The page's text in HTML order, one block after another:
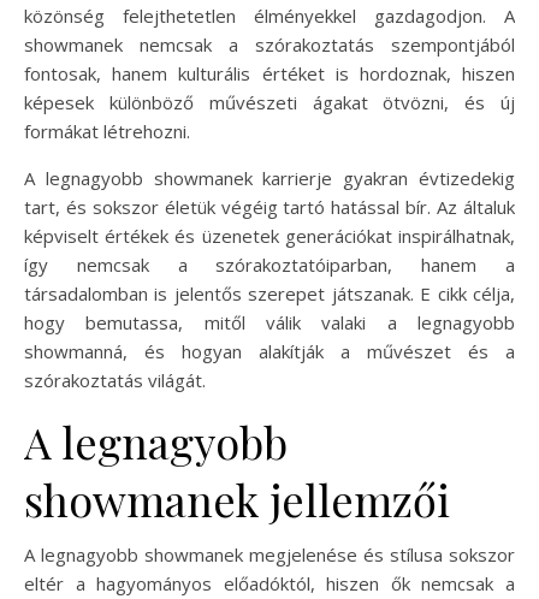
közönség felejthetetlen élményekkel gazdagodjon. A
showmanek nemcsak a szórakoztatás szempontjából
fontosak, hanem kulturális értéket is hordoznak, hiszen
képesek különböző művészeti ágakat ötvözni, és új
formákat létrehozni.
A legnagyobb showmanek karrierje gyakran évtizedekig
tart, és sokszor életük végéig tartó hatással bír. Az általuk
képviselt értékek és üzenetek generációkat inspirálhatnak,
így nemcsak a szórakoztatóiparban, hanem a
társadalomban is jelentős szerepet játszanak. E cikk célja,
hogy bemutassa, mitől válik valaki a legnagyobb
showmanná, és hogyan alakítják a művészet és a
szórakoztatás világát.
A legnagyobb
showmanek jellemzői
A legnagyobb showmanek megjelenése és stílusa sokszor
eltér a hagyományos előadóktól, hiszen ők nemcsak a